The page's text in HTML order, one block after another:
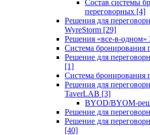
Состав системы
переговорных [4]
Решения для
WyreStorm [29]
Решения «все-в-одном»
Система
Решение для
[1]
Система
Решения для
TaverLAB [3]
BYOD/BYOM-
Решение для
Решение для
[40]